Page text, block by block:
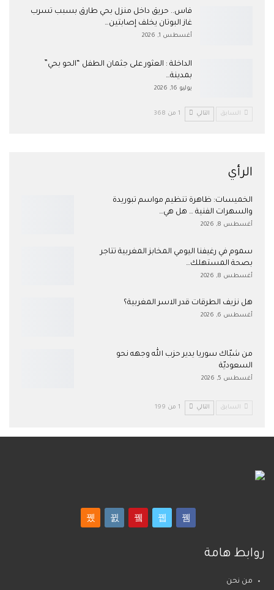
فاس.. حريق داخل منزل بحي طارق بسبب تسرب
غاز البوتان يخلف إصابتين…
أغسطس 1, 2026
​الداخلة : العثور على جثمان الطفل “الحو بحي”
بمدينة…
يوليو 16, 2026
السابق التالي 1 من 368
الرأي
الخميسات: ظاهرة تنظيم مواسم تبوريدة
والسهرات الفنية … هل هي…
أغسطس 8, 2026
سموم في رغيفنا اليومي المخابز المغربية تتاجر
بصحة المستهلك…
أغسطس 8, 2026
هل نزيف الطرقات قدر الاسر المغربية؟
أغسطس 6, 2026
من شبّاك سوريا يدير حزب الله وجهه نحو
السعوديّة
أغسطس 5, 2026
السابق التالي 1 من 199
روابط هامة
من نحن